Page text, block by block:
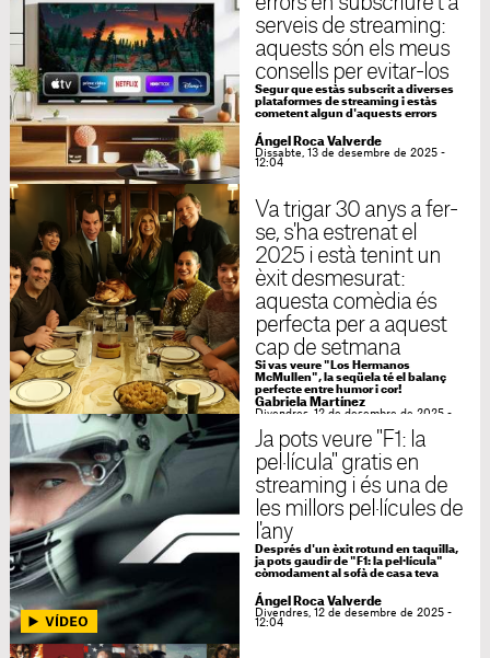
serveis de streaming:
aquests són els meus
consells per evitar-los
Segur que estàs subscrit a diverses
plataformes de streaming i estàs
cometent algun d'aquests errors
Ángel Roca Valverde
Dissabte, 13 de desembre de 2025 -
12:04
Va trigar 30 anys a fer-
se, s'ha estrenat el
2025 i està tenint un
èxit desmesurat:
aquesta comèdia és
perfecta per a aquest
cap de setmana
Si vas veure "Los Hermanos
McMullen", la seqüela té el balanç
perfecte entre humor i cor!
Gabriela Martínez
Divendres, 12 de desembre de 2025 -
Ja pots veure "F1: la
pel·lícula" gratis en
streaming i és una de
les millors pel·lícules de
l'any
Després d'un èxit rotund en taquilla,
ja pots gaudir de "F1: la pel·lícula"
còmodament al sofà de casa teva
Ángel Roca Valverde
Divendres, 12 de desembre de 2025 -
12:04